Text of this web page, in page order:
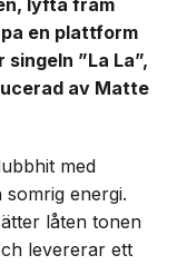
lyfta fram
en plattform
”La La”,
av Matte
med
energi.
låten tonen
levererar ett